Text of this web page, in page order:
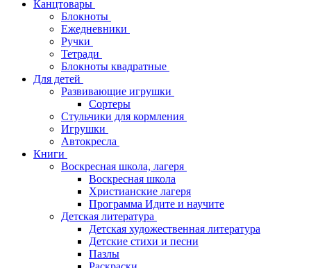
Канцтовары
Блокноты
Ежедневники
Ручки
Тетради
Блокноты квадратные
Для детей
Развивающие игрушки
Сортеры
Стульчики для кормления
Игрушки
Автокресла
Книги
Воскресная школа, лагеря
Воскресная школа
Христианские лагеря
Программа Идите и научите
Детская литература
Детская художественная литература
Детские стихи и песни
Пазлы